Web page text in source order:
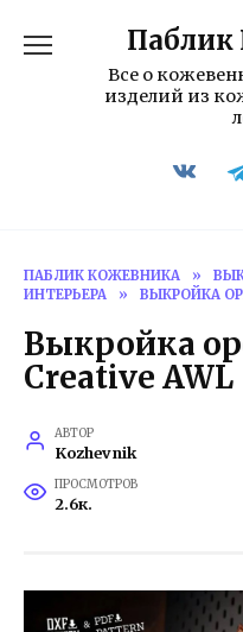
содержанию
Паблик
Все о
изделий из
ПАБЛИК КОЖЕВНИКА »
ИНТЕРЬЕРА
» ВЫКРОЙКА
Выкройка
Creative AWL
АВТОР
Kozhevnik
ПРОСМОТРОВ
2.6к.